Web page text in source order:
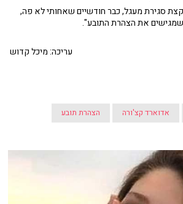
סגירת מעגל, כבר חודשיים שאחותי לא פה,
שמגישים את הצהרת התובע".
עריכה: מיכל קדוש
אדוארד קצ'ורה הצהרת תובע